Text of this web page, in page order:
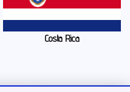
Costa Rica